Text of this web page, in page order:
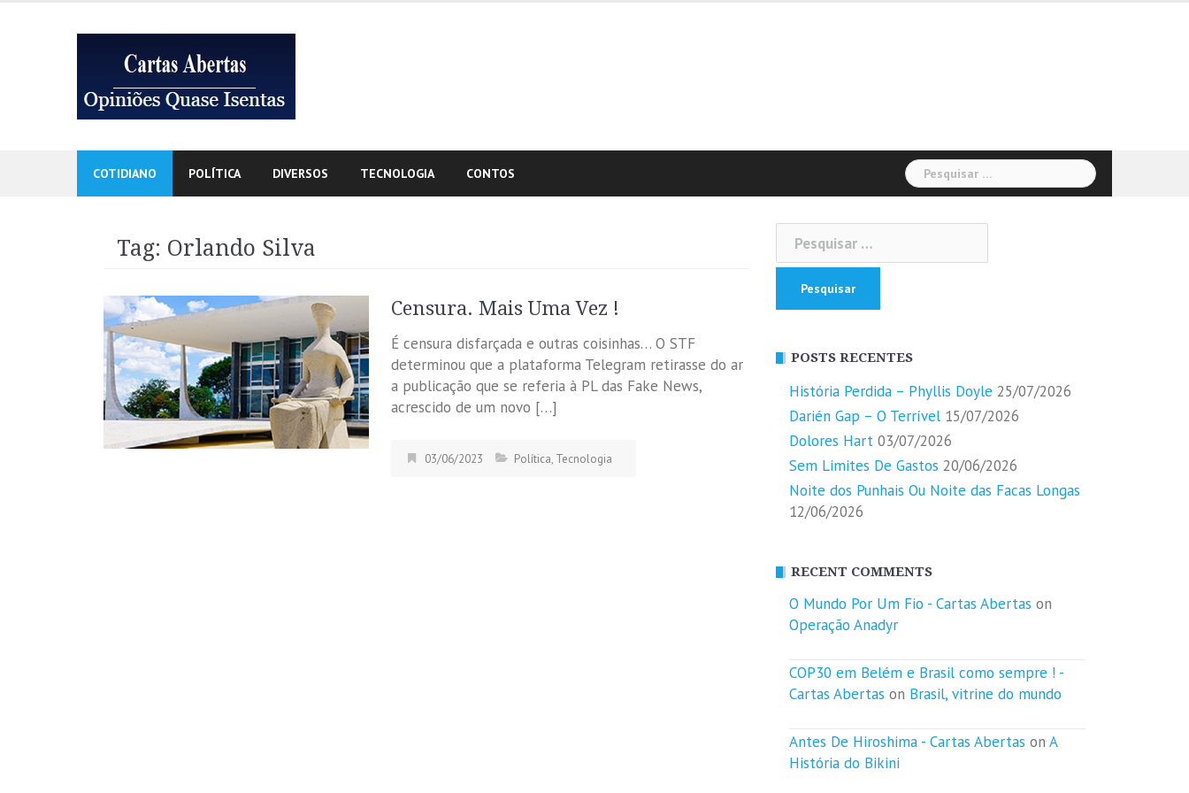
COTIDIANO POLÍTICA DIVERSOS TECNOLOGIA CONTOS
Pesquisar
por:
Tag: Orlando Silva
Censura. Mais Uma Vez !
É censura disfarçada e outras coisinhas… O STF
determinou que a plataforma Telegram retirasse do ar
a publicação que se referia à PL das Fake News,
acrescido de um novo […]
03/06/2023 Política, Tecnologia
por:
POSTS RECENTES
História Perdida – Phyllis Doyle 25/07/2026
Darién Gap – O Terrível 15/07/2026
Dolores Hart 03/07/2026
Sem Limites De Gastos 20/06/2026
Noite dos Punhais Ou Noite das Facas Longas
12/06/2026
RECENT COMMENTS
O Mundo Por Um Fio - Cartas Abertas on
Operação Anadyr
COP30 em Belém e Brasil como sempre ! -
Cartas Abertas on Brasil, vitrine do mundo
Antes De Hiroshima - Cartas Abertas on A
História do Bikini